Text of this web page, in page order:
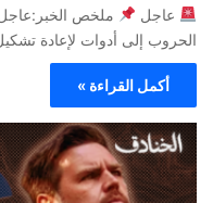
عاجل
ملخص
الحروب إلى أدوات لإعادة
أكمل القراءة »